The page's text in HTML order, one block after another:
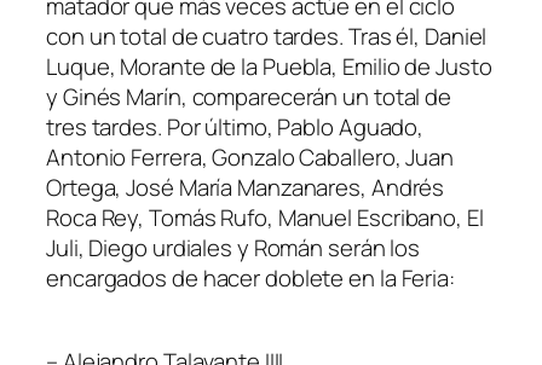
matador que más veces actúe en el ciclo
con un total de cuatro tardes. Tras él, Daniel
Luque, Morante de la Puebla, Emilio de Justo
y Ginés Marín, comparecerán un total de
tres tardes. Por último, Pablo Aguado,
Antonio Ferrera, Gonzalo Caballero, Juan
Ortega, José María Manzanares, Andrés
Roca Rey, Tomás Rufo, Manuel Escribano, El
Juli, Diego urdiales y Román serán los
encargados de hacer doblete en la Feria: